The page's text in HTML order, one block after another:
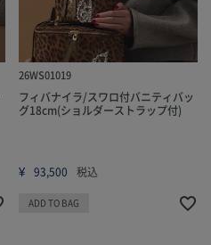
26WS01019
フィバナイラ/スワロ付バニティバッ
グ18cm(ショルダーストラップ付)
¥ 93,500 税込
ADD TO BAG